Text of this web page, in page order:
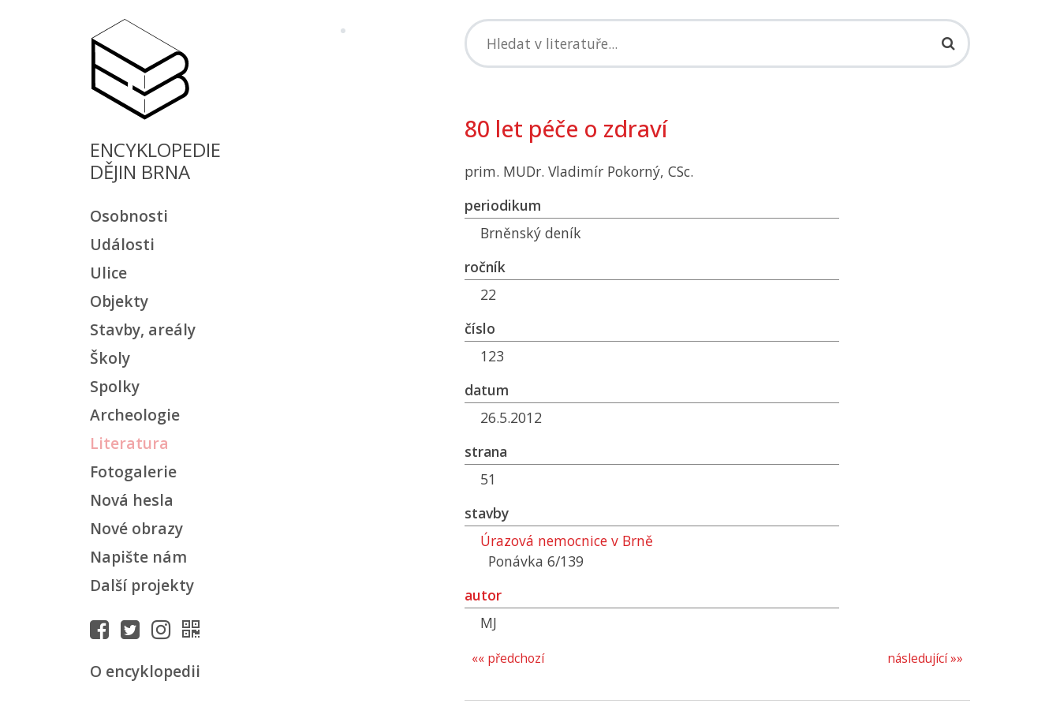
ENCYKLOPEDIE
DĚJIN BRNA
Osobnosti
Události
Ulice
Objekty
Stavby, areály
Školy
Spolky
Archeologie
Literatura
Fotogalerie
Nová hesla
Nové obrazy
Napište nám
Další projekty
O encyklopedii
80 let péče o zdraví
prim. MUDr. Vladimír Pokorný, CSc.
periodikum
Brněnský deník
ročník
22
číslo
123
datum
26.5.2012
strana
51
stavby
Úrazová nemocnice v Brně
Ponávka 6/139
autor
MJ
následující »»
«« předchozí